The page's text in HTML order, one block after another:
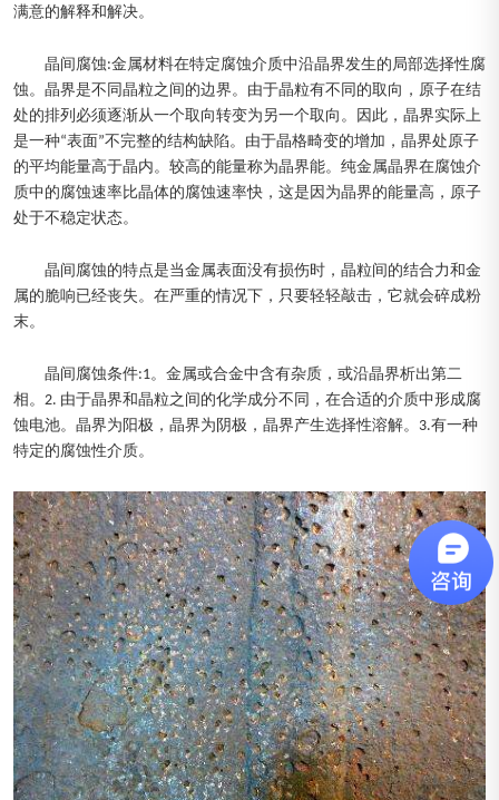
满意的解释和解决。
晶间腐蚀:金属材料在特定腐蚀介质中沿晶界发生的局部选择性腐
蚀。晶界是不同晶粒之间的边界。由于晶粒有不同的取向，原子在结
处的排列必须逐渐从一个取向转变为另一个取向。因此，晶界实际上
是一种“表面”不完整的结构缺陷。由于晶格畸变的增加，晶界处原子
的平均能量高于晶内。较高的能量称为晶界能。纯金属晶界在腐蚀介
质中的腐蚀速率比晶体的腐蚀速率快，这是因为晶界的能量高，原子
处于不稳定状态。
晶间腐蚀的特点是当金属表面没有损伤时，晶粒间的结合力和金
属的脆响已经丧失。在严重的情况下，只要轻轻敲击，它就会碎成粉
末。
晶间腐蚀条件:1。金属或合金中含有杂质，或沿晶界析出第二
相。2. 由于晶界和晶粒之间的化学成分不同，在合适的介质中形成腐
蚀电池。晶界为阳极，晶界为阴极，晶界产生选择性溶解。3.有一种
特定的腐蚀性介质。